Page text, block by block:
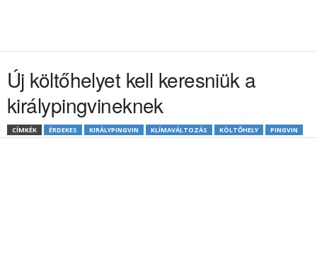
Új költőhelyet kell keresniük a
királypingvineknek
CÍMKÉK ÉRDEKES KIRÁLYPINGVIN KLÍMAVÁLTOZÁS KÖLTŐHELY PINGVIN